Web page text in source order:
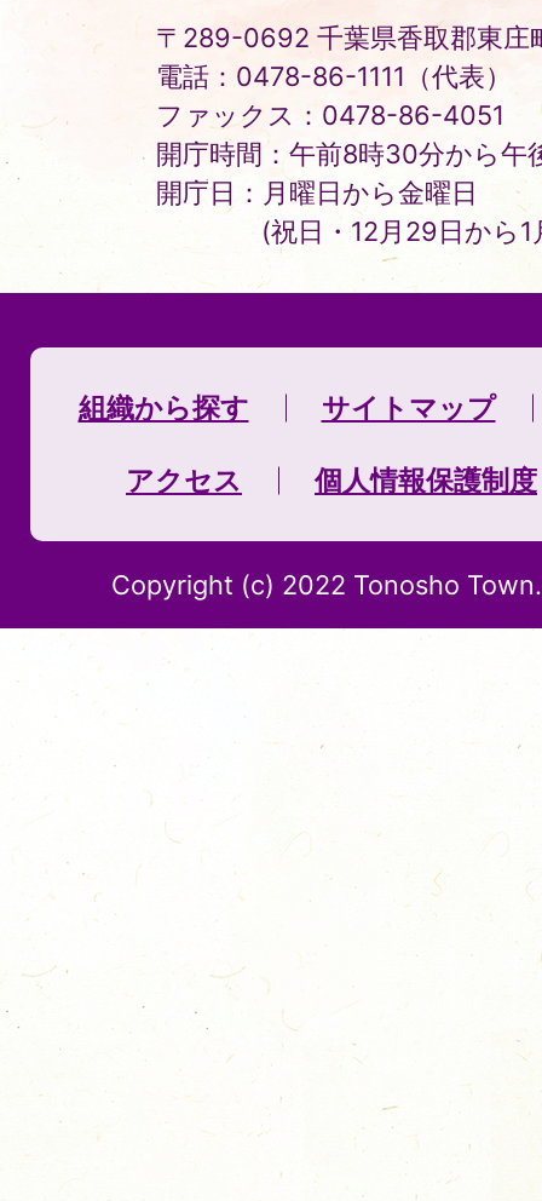
〒289-0692 千葉県香取郡東庄
電話：0478-86-1111（代表）
ファックス：0478-86-4051
開庁時間：午前8時30分から午
開庁日：月曜日から金曜日
(祝日・12月29日から
組織から探す サイトマップ
アクセス 個人情報保護制度
Copyright (c) 2022 Tonosho